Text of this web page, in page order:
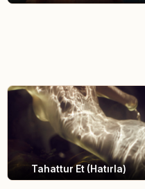
Tahattur Et (Hatırla)